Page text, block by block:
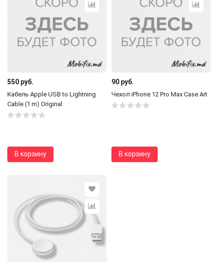
550 руб.
Кабель Apple USB to Lightning
Cable (1 m) Original
В корзину
90 руб.
Чехол iPhone 12 Pro Max Case Art
В корзину